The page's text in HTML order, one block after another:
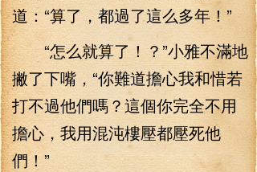
道：“算了，都過了這么多年！”
“怎么就算了！？”小雅不滿地
撇了下嘴，“你難道擔心我和惜若
打不過他們嗎？這個你完全不用
擔心，我用混沌樓壓都壓死他
們！”